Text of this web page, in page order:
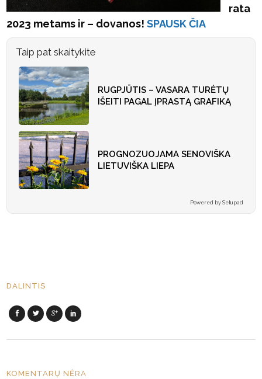
rata
2023 metams ir – dovanos!SPAUSK ČIA
Taip pat skaitykite
RUGPJŪTIS – VASARA TURĖTŲ
IŠEITI PAGAL ĮPRASTĄ GRAFIKĄ
PROGNOZUOJAMA SENOVIŠKA
LIETUVIŠKA LIEPA
Powered by Setupad
DALINTIS
KOMENTARŲ NĖRA